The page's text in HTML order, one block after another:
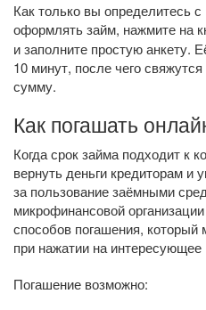
Как только вы определитесь
оформлять займ, нажмите на
и заполните простую анкету.
10 минут, после чего
сумму.
Как погашать
Когда срок займа подходит к
вернуть деньги кредиторам и
за пользование заёмными
микрофинансовой
способов погашения,
при нажатии на
Погашение возможно: